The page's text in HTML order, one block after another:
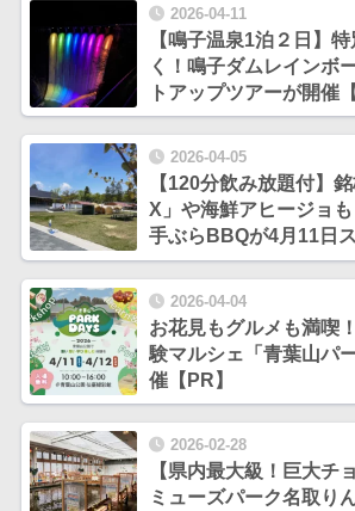
2026-04-11
【鳴子温泉1泊２日】
く！鳴子ダムレインボ
トアップツアーが開催
2026-04-05
【120分飲み放題付】
X」や海鮮アヒージョ
手ぶらBBQが4月11日
2026-04-04
お花見もグルメも満喫
験マルシェ「青葉山パ
催【PR】
2026-02-28
【県内最大級！巨大チ
ミューズパーク名取り